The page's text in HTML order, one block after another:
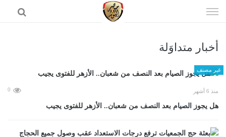
الى
أخبار متداوَلة
غير مصنف
منذ 6 أشهر 0
هل يجوز الصيام بعد النصف من شعبان.. الأزهر للفتوى يجيب